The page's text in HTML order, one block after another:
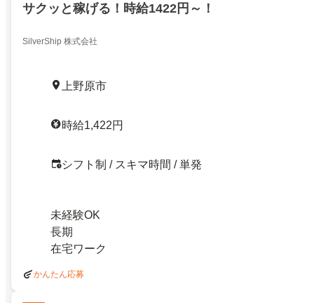
サクッと稼げる！時給1422円～！
SilverShip 株式会社
上野原市
時給1,422円
シフト制 / スキマ時間 / 単発
未経験OK
長期
在宅ワーク
かんたん応募